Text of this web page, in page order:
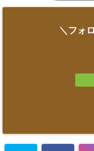
＼フォ